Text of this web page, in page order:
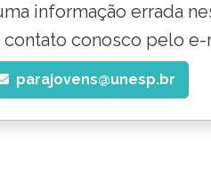
informação errada
contato conosco pelo e-
parajovens@unesp.br